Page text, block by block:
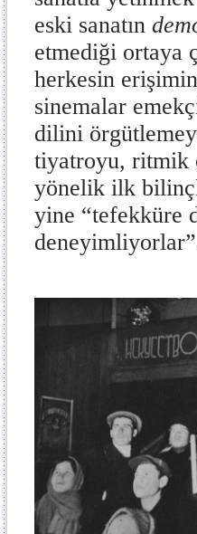
eski sanatın
etmediği ortaya
herkesin
sinemalar
dilini
tiyatroyu, ritmik
yönelik ilk
yine “tefekküre